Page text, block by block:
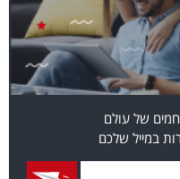
של עולם
במייל שלכם